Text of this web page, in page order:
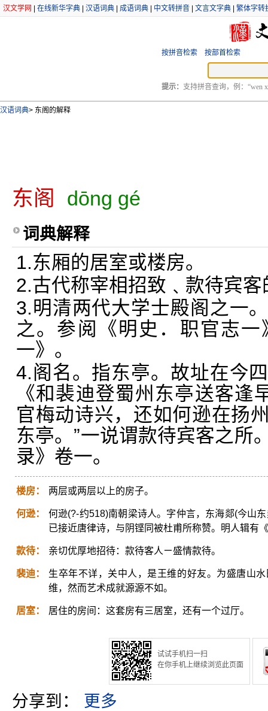
汉文学网 在线新华字典 汉语词典 成语词典 中文转拼音 文言文字典 繁体字转
按拼音检索 按部首检索
提示： 支持拼音查询，例：“wen
汉语词典> 东阁的解释
东阁 dōng gé
词典解释
1.东厢的居室或楼房。
2.古代称宰相招致﹑款待宾客
3.明清两代大学士殿阁之一
之。参阅《明史．职官志
一》。
4.阁名。指东亭。故址在今
《和裴迪登蜀州东亭送客逢
官梅动诗兴，还如何逊在扬
东亭。”一说谓款待宾客之所
录》卷一。
楼房： 两层或两层以上的房子。
何逊：
何逊(?-约518)南朝梁诗人。字仲言，东海郯(今山
已接近唐律诗，与阴铿同被杜甫所称赞。明人辑有
款待： 亲切优厚地招待：款待客人ㄧ盛情款待。
裴迪：
生卒年不详，关中人，是王维的好友。为盛唐山
维，然而艺术成就源源不如。
居室： 居住的房间：这套房有三居室，还有一个过厅。
试试手机扫一扫
在你手机上继续浏览此页面
分享到： 更多